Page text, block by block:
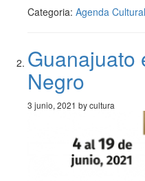
Categoria: Agenda Cultural
Guanajuato
Negro
3 junio, 2021 by cultura